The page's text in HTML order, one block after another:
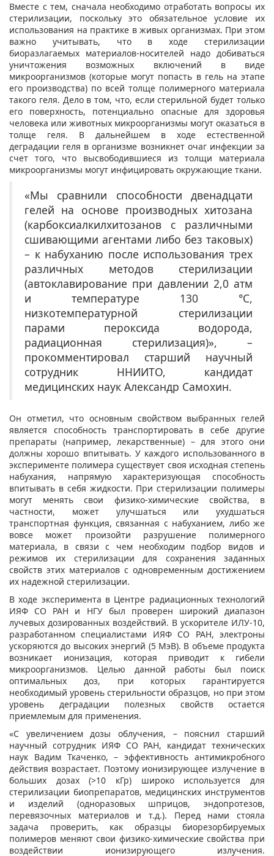
Вместе с тем, сначала необходимо отработать вопросы их
стерилизации, поскольку это обязательное условие их
использования на практике в живых организмах. При этом
важно учитывать, что в ходе стерилизации
биоразлагаемых материалов-носителей надо добиваться
уничтожения возможных включений в виде
микроорганизмов (которые могут попасть в гель на этапе
его производства) по всей толще полимерного материала
такого геля. Дело в том, что, если стерильной будет только
его поверхность, потенциально опасные для здоровья
человека или животных микроорганизмы могут оказаться в
толще геля. В дальнейшем в ходе естественной
деградации геля в организме возникнет очаг инфекции за
счет того, что высвободившиеся из толщи материала
микроорганизмы могут инфицировать окружающие ткани.
«Мы сравнили способности двенадцати
гелей на основе производных хитозана
(карбоксиалкилхитозанов с различными
сшивающими агентами либо без таковых)
– к набуханию после использования трех
различных методов стерилизации
(автоклавирование при давлении 2,0 атм
и температуре 130 °С,
низкотемпературной стерилизации
парами пероксида водорода,
радиационная стерилизация)», –
прокомментировал старший научный
сотрудник ННИИТО, кандидат
медицинских наук Александр Самохин.
Он отметил, что основным свойством выбранных гелей
является способность транспортировать в себе другие
препараты (например, лекарственные) – для этого они
должны хорошо впитывать. У каждого использованного в
эксперименте полимера существует своя исходная степень
набухания, напрямую характеризующая способность
впитывать в себя жидкости. При стерилизации полимеры
могут менять свои физико-химические свойства, в
частности, может улучшаться или ухудшаться
транспортная функция, связанная с набуханием, либо же
вовсе может произойти разрушение полимерного
материала, в связи с чем необходим подбор видов и
режимов их стерилизации для сохранения заданных
свойств этих материалов с одновременным достижением
их надежной стерилизации.
В ходе эксперимента в Центре радиационных технологий
ИЯФ СО РАН и НГУ был проверен широкий диапазон
лучевых дозированных воздействий. В ускорителе ИЛУ-10,
разработанном специалистами ИЯФ СО РАН, электроны
ускоряются до высоких энергий (5 МэВ). В объеме продукта
возникает ионизация, которая приводит к гибели
микроорганизмов. Целью данной работы был поиск
оптимальных доз, при которых гарантируется
необходимый уровень стерильности образцов, но при этом
уровень деградации полезных свойств остается
приемлемым для применения.
«С увеличением дозы облучения, – пояснил старший
научный сотрудник ИЯФ СО РАН, кандидат технических
наук Вадим Ткаченко, – эффективность антимикробного
действия возрастает. Поэтому ионизирующее излучение в
больших дозах (>10 кГр) широко используется для
стерилизации биопрепаратов, медицинских инструментов
и изделий (одноразовых шприцов, эндопротезов,
перевязочных материалов и т.д.). Перед нами стояла
задача проверить, как образцы биорезорбируемых
полимеров меняют свои физико-химические свойства при
воздействии ионизирующего излучения.